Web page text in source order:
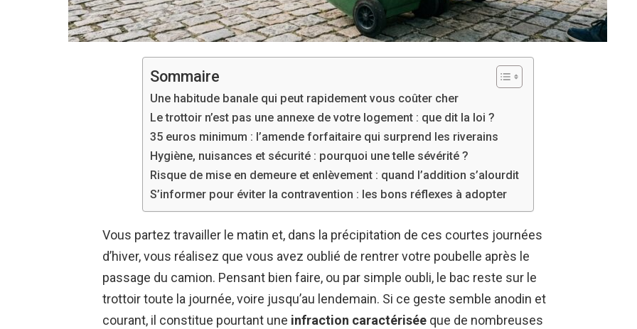
Sommaire
Une habitude banale qui peut rapidement vous coûter cher
Le trottoir n’est pas une annexe de votre logement : que dit la loi ?
35 euros minimum : l’amende forfaitaire qui surprend les riverains
Hygiène, nuisances et sécurité : pourquoi une telle sévérité ?
Risque de mise en demeure et enlèvement : quand l’addition s’alourdit
S’informer pour éviter la contravention : les bons réflexes à adopter
Vous partez travailler le matin et, dans la précipitation de ces courtes journées
d’hiver, vous réalisez que vous avez oublié de rentrer votre poubelle après le
passage du camion. Pensant bien faire, ou par simple oubli, le bac reste sur le
trottoir toute la journée, voire jusqu’au lendemain. Si ce geste semble anodin et
courant, il constitue pourtant une infraction caractérisée que de nombreuses